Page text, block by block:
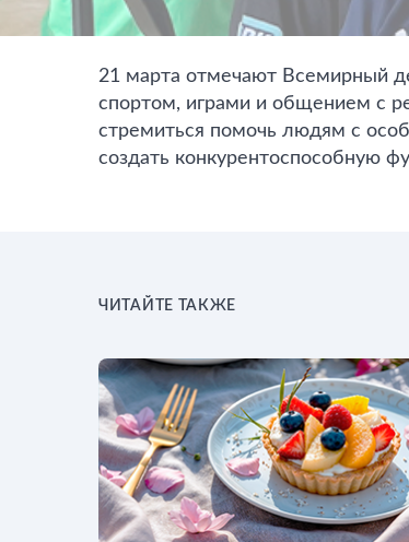
21 марта отмечают Всемирный
спортом, играми и общением с
стремиться помочь людям с
создать конкурентоспособную
ЧИТАЙТЕ ТАКЖЕ